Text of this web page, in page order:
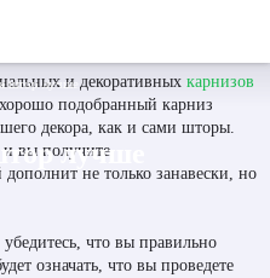
штор лучше
лучше
и декоративных карнизов
подобранный карниз
декора, как и сами шторы.
вы получите
не только занавески, но
что вы правильно
означать, что вы проведете